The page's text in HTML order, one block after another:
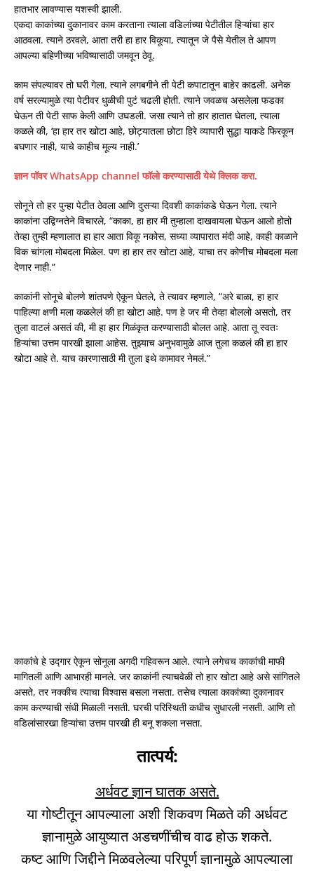
हातभार लावण्यास यशस्वी झाली.
एकदा काकांच्या दुकानावर काम करताना त्याला वडिलांच्या पेटीतील हिऱ्यांचा हार
आठवला. त्याने ठरवले, आता तरी हा हार विकूया, त्यातून जे पैसे येतील ते आपण
आपल्या बहिणीच्या भविष्यासाठी जमवून ठेवू.
काम संपल्यावर तो घरी गेला. त्याने लगबगीने ती पेटी कपाटातून बाहेर काढली. अनेक
वर्ष सरल्यामुळे त्या पेटीवर धुळीची पुटं चढली होती. त्याने जवळच असलेला फडका
घेऊन ती पेटी साफ केली आणि उघडली. जसा त्याने तो हार हातात घेतला, त्याला
कळले की, ‘हा हार तर खोटा आहे, छोट्यातला छोटा हिरे व्यापारी सुद्धा याकडे फिरकून
बघणार नाही, याचे काहीच मूल्य नाही.’
ज्ञान पॉवर WhatsApp channel फॉलो करण्यासाठी येथे क्लिक करा.
सोनूने तो हर पुन्हा पेटीत ठेवला आणि दुसऱ्या दिवशी काकांकडे घेऊन गेला. त्याने
काकांना उद्विग्नतेने विचारले, “काका, हा हार मी तुम्हाला दाखवायला घेऊन आलो होतो
तेव्हा तुम्ही म्हणालात हा हार आता विकू नकोस, सध्या व्यापारात मंदी आहे, काही काळाने
विक चांगला मोबदला मिळेल. पण हा हार तर खोटा आहे, याचा तर कोणीच मोबदला मला
देणार नाही.”
काकांनी सोनूचे बोलणे शांतपणे ऐकून घेतले, ते त्यावर म्हणाले, “अरे बाळा, हा हार
पाहिल्या क्षणी मला कळलेलं की हा खोटा आहे. पण हे जर मी तेव्हा बोललो असतो, तर
तुला वाटलं असतं की, मी हा हार गिळंकृत करण्यासाठी बोलत आहे. आता तू स्वतः
हिऱ्यांचा उत्तम पारखी झाला आहेस. तुझ्याच अनुभवामुळे आज तुला कळलं की हा हार
खोटा आहे ते. याच कारणासाठी मी तुला इथे कामावर नेमलं.”
काकांचे हे उद्गार ऐकून सोनूला अगदी गहिवरून आले. त्याने लगेचच काकांची माफी
मागितली आणि आभारही मानले. जर काकांनी त्याचवेळी तो हार खोटा आहे असे सांगितले
असते, तर नक्कीच त्याचा विश्वास बसला नसता. तसेच त्याला काकांच्या दुकानावर
काम करण्याची संधी मिळाली नसती. घरची परिस्थिती कधीच सुधारली नसती. आणि तो
वडिलांसारखा हिऱ्यांचा उत्तम पारखी ही बनू शकला नसता.
तात्पर्य:
अर्धवट ज्ञान घातक असते.
या गोष्टीतून आपल्याला अशी शिकवण मिळते की अर्धवट
ज्ञानामुळे आयुष्यात अडचणींचीच वाढ होऊ शकते.
कष्ट आणि जिद्दीने मिळवलेल्या परिपूर्ण ज्ञानामुळे आपल्याला